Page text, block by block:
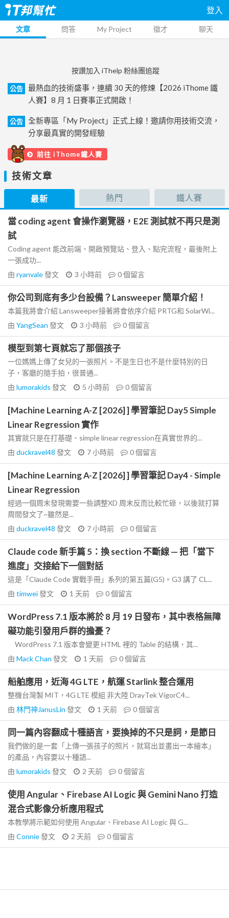
登入
文章 問答 My Project 徵才 聊天
按讚加入 iThelp 粉絲團追蹤
公告
最熱血的技術盛事，連續 30 天的修煉【2026 iThome 鐵
人賽】8 月 1 日賽事正式開啟！
公告
全新專區「My Project」正式上線！邀請你用技術交流，
分享最真實的開發經驗
前往 iThome鐵人賽
技術文章
最新 熱門 鐵人賽
當 coding agent 會操作瀏覽器，E2E 測試就不再只是測
試
Coding agent 能改前端、開啟預覽站、登入、點完流程，最後附上
一張成功...
由 ryanvale發文 3 小時前 0個留言
你公司到底有多少台設備？Lansweeper 簡單介紹！
本篇我將會介紹 Lansweeper接著將會依序介紹 PRTG和 SolarWi...
由 YangSean 發文 3 小時前 0個留言
模型到第七頁就忘了那個孩子
一位媽媽上傳了女兒的一張照片。不是生日也不是什麼特別的日
子，客廳的隨手拍，很普通...
由 lumorakids 發文 5 小時前 0個留言
[Machine Learning A-Z [2026] ] 學習筆記 Day5 Simple
Linear Regression 實作
其實就只是在打基礎、simple linear regression在真實世界的...
由 duckravel48 發文 7 小時前 0個留言
[Machine Learning A-Z [2026] ] 學習筆記 Day4 - Simple
Linear Regression
經過一個周末發現需要一些調整XD 周末反而比較忙碌，以後就打算
周間發文了~雖然是...
由 duckravel48 發文 7 小時前 0個留言
Claude code 新手篇 5：換 section 不斷線 — 把「當下
進度」交接給下一個對話
這是「Claude Code 實戰手冊」系列的第五篇(G5)。G3 講了 CL...
由 timwei發文 1 天前 0個留言
WordPress 7.1 版本將於 8 月 19 日發布，其中表格無障
礙功能引發用戶群的擔憂？
WordPress 7.1 版本會變更 HTML 裡的 Table 的結構，其...
由 Mack Chan 發文 1 天前 0個留言
船舶應用，近海 4G LTE，航運 Starlink 整合運用
整機台灣製 MIT，4G LTE 模組 非大陸 DrayTek VigorC4...
由 林門神JanusLin 發文 1 天前 0個留言
同一篇內容翻成十種語言，要換掉的不只是詞，是節日
我們做的是一套「上傳一張孩子的照片，就寫出並畫出一本繪本」
的產品，內容要以十種語...
由 lumorakids 發文 2 天前 0個留言
使用 Angular、Firebase AI Logic 與 Gemini Nano 打造
混合式影像分析應用程式
本教學將示範如何使用 Angular、Firebase AI Logic 與 G...
由 Connie發文 2 天前 0個留言